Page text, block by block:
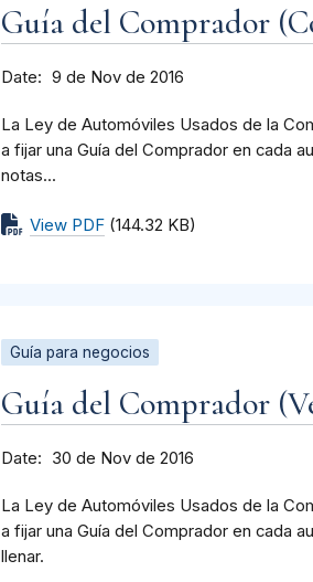
Guía del Comprador
Date 9 de Nov de 2016
La Ley de Automóviles Usados de la
a fijar una Guía del Comprador en cada
notas...
View PDF (144.32 KB)
Guía para negocios
Guía del Comprador
Date 30 de Nov de 2016
La Ley de Automóviles Usados de la
a fijar una Guía del Comprador en cada
llenar.